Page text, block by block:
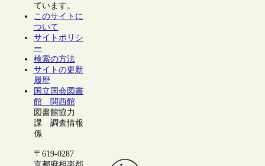
ています。
このサイトに
ついて
サイトポリシ
ー
検索の方法
サイトの更新
履歴
国立国会図書
館 関西館
図書館協力
課 調査情報
係
〒619-0287